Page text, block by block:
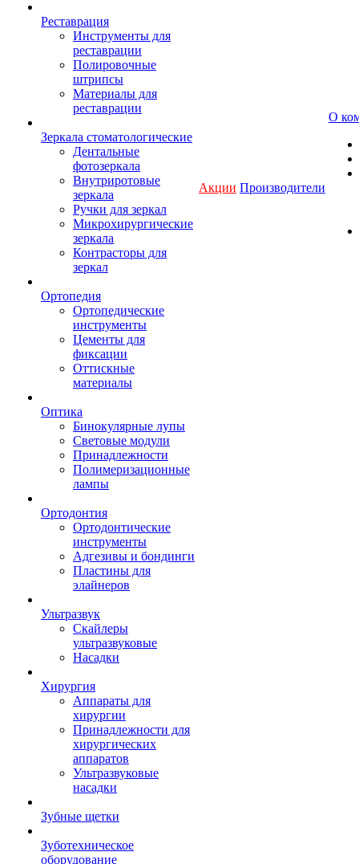
Реставрация
Инструменты для
реставрации
Полировочные
штрипсы
Материалы для
реставрации
Зеркала стоматологические
Дентальные
фотозеркала
Внутриротовые
зеркала
Ручки для зеркал
Микрохирургические
зеркала
Контрасторы для
зеркал
Ортопедия
Ортопедические
инструменты
Цементы для
фиксации
Оттискные
материалы
Оптика
Бинокулярные лупы
Световые модули
Принадлежности
Полимеризационные
лампы
Ортодонтия
Ортодонтические
инструменты
Адгезивы и бондинги
Пластины для
элайнеров
Ультразвук
Скайлеры
ультразвуковые
Насадки
Хирургия
Аппараты для
хирургии
Принадлежности для
хирургических
аппаратов
Ультразвуковые
насадки
Зубные щетки
Зуботехническое
оборудование
Акции Производители
О